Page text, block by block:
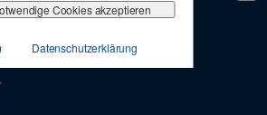
Cookies akzeptieren
Datenschutzerklärung